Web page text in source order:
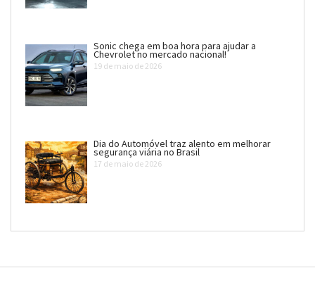
Sonic chega em boa hora para ajudar a
Chevrolet no mercado nacional!
19 de maio de 2026
Dia do Automóvel traz alento em melhorar
segurança viária no Brasil
17 de maio de 2026